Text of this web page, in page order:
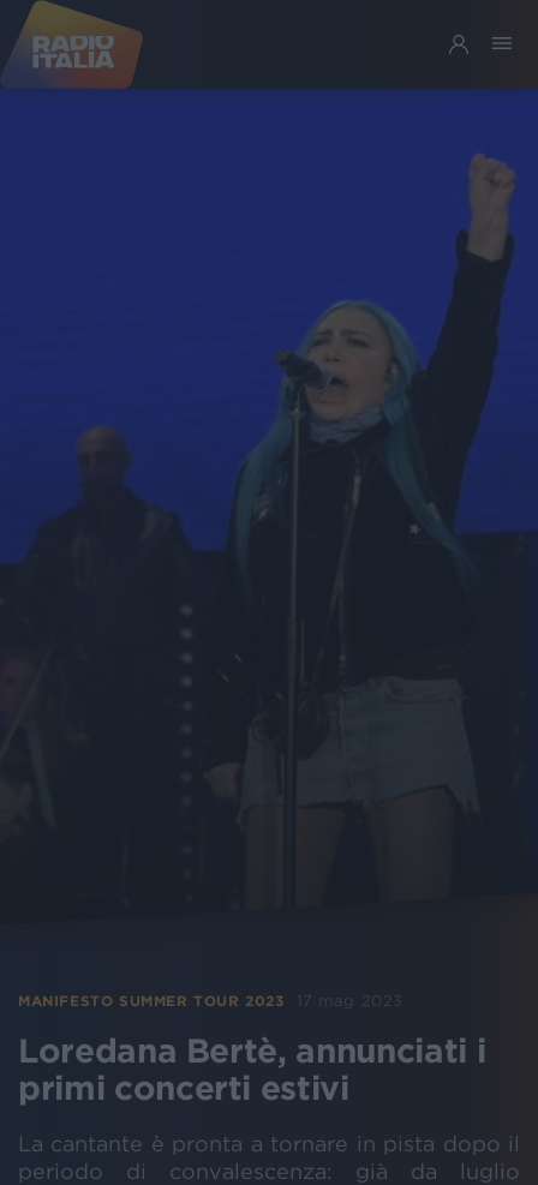
MANIFESTO SUMMER TOUR 2023 17 mag 2023
Loredana Bertè, annunciati i
primi concerti estivi
La cantante è pronta a tornare in pista dopo il
periodo di convalescenza: già da luglio